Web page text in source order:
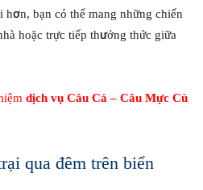
hơn, bạn có thể mang những chiến
hoặc trực tiếp thưởng thức giữa
dịch vụ Câu Cá – Câu Mực Cù
qua đêm trên biển